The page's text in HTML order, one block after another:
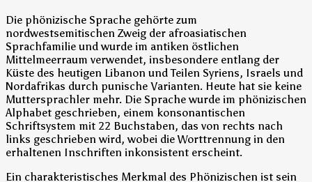
Die phönizische Sprache gehörte zum
nordwestsemitischen Zweig der afroasiatischen
Sprachfamilie und wurde im antiken östlichen
Mittelmeerraum verwendet, insbesondere entlang der
Küste des heutigen Libanon und Teilen Syriens, Israels und
Nordafrikas durch punische Varianten. Heute hat sie keine
Muttersprachler mehr. Die Sprache wurde im phönizischen
Alphabet geschrieben, einem konsonantischen
Schriftsystem mit 22 Buchstaben, das von rechts nach
links geschrieben wird, wobei die Worttrennung in den
erhaltenen Inschriften inkonsistent erscheint.
Ein charakteristisches Merkmal des Phönizischen ist sein